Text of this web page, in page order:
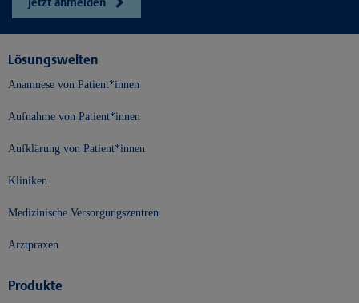
Lösungswelten
Anamnese von Patient*innen
Aufnahme von Patient*innen
Aufklärung von Patient*innen
Kliniken
Medizinische Versorgungszentren
Arztpraxen
Produkte